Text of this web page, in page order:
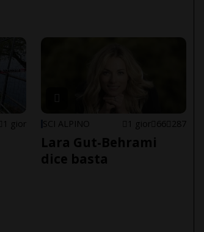
1 gior SCI ALPINO 1 gior 66 287
Lara Gut-Behrami
dice basta